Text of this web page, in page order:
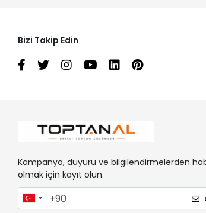
Bizi Takip Edin
Kampanya, duyuru ve bilgilendirmelerden
olmak için kayıt olun.